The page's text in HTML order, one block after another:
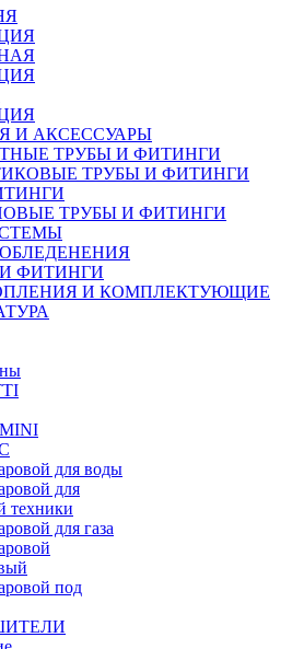
И АКСЕССУАРЫ
ТРУБЫ И ФИТИНГИ
ТРУБЫ И ФИТИНГИ
ТРУБЫ И ФИТИНГИ
ФИТИНГИ
И КОМПЛЕКТУЮЩИЕ
для воды
для
техники
для газа
под